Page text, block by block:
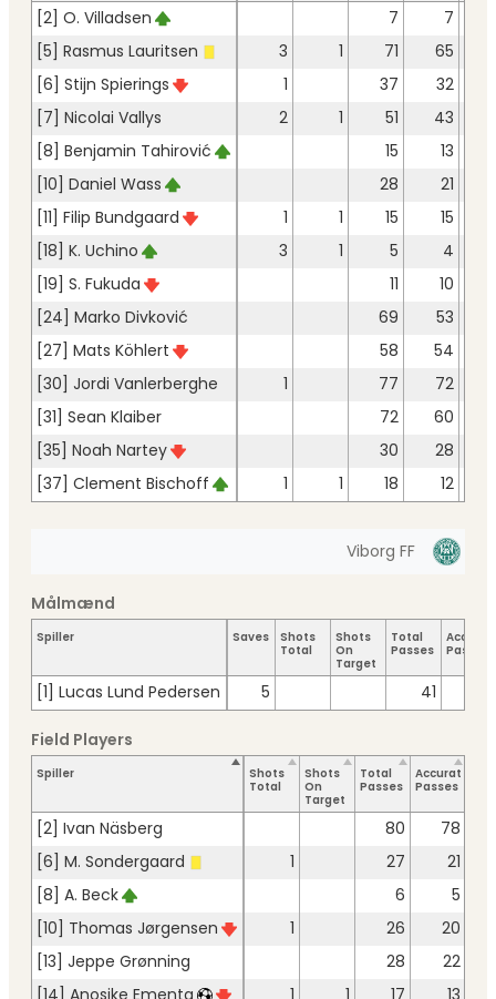
[2] O. Villadsen 7
7
[5] Rasmus Lauritsen
3 1 71
65
[6] Stijn Spierings
1 37
32
[7] Nicolai Vallys
2 1 51
43
[8] Benjamin Tahirović
15
13
[10] Daniel Wass
28
21
[11] Filip Bundgaard
1 1 15
15
[18] K. Uchino
3 1 5
4
[19] S. Fukuda
11
10
[24] Marko Divković
69
53
[27] Mats Köhlert
58
54
[30] Jordi Vanlerberghe
1 77
72
[31] Sean Klaiber
72
60
[35] Noah Nartey
30
28
[37] Clement Bischoff
1 1 18 12
Viborg FF
Spiller Saves
Shots
Total
Shots
On
Target
Total
Passes
Passes
[1] Lucas Lund Pedersen 5 41
Målmænd
Spiller
Shots
Total
Shots
On
Target
Total
Passes
Accurate
Passes
[2] Ivan Näsberg 80
78
[6] M. Sondergaard
1 27
21
[8] A. Beck
6
5
[10] Thomas Jørgensen
1 26
20
[13] Jeppe Grønning
28
22
Field Players